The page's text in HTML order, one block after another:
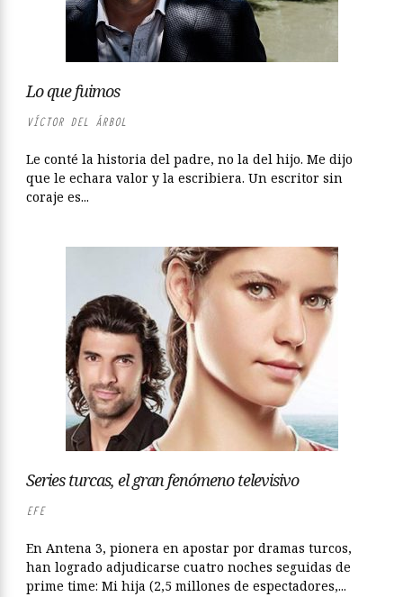
Lo que fuimos
VÍCTOR DEL ÁRBOL
Le conté la historia del padre, no la del hijo. Me dijo
que le echara valor y la escribiera. Un escritor sin
coraje es...
Series turcas, el gran fenómeno televisivo
EFE
En Antena 3, pionera en apostar por dramas turcos,
han logrado adjudicarse cuatro noches seguidas de
prime time: Mi hija (2,5 millones de espectadores,...